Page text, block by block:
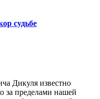
судьбе
Дикуля известно
за пределами нашей